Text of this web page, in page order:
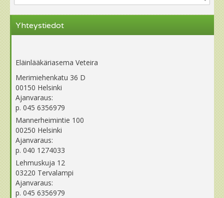
Yhteystiedot
Eläinlääkäriasema Veteira
Merimiehenkatu 36 D
00150 Helsinki
Ajanvaraus:
p. 045 6356979
Mannerheimintie 100
00250 Helsinki
Ajanvaraus:
p. 040 1274033
Lehmuskuja 12
03220 Tervalampi
Ajanvaraus:
p. 045 6356979